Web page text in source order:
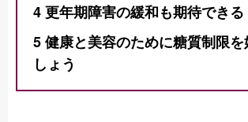
4更年期障害の緩和も期待できる
5健康と美容のために糖質制限を
しょう